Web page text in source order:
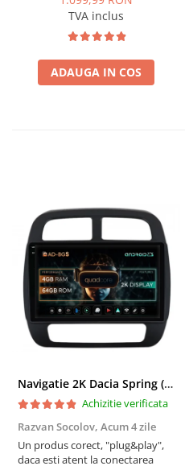
BGSW94L
TVA inclus
ADAUGA IN COS
Navigatie 2K Dacia Spring (2021- Prezent), Android, S-Quadcore / 4GB RAM + 64GB ROM, 9.5 Inch - AD-BGS90042K+AD-BGRKIT366V4s
Achizitie verificata
Razvan Socolov, Acum 4 zile
Un produs corect, "plug&play",
daca esti atent la conectarea